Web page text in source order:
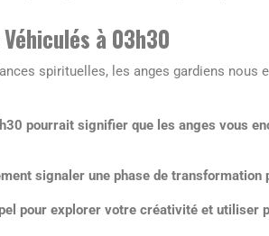
à 03h30
spirituelles, les anges gardiens nous
pourrait signifier que les anges vous
signaler une phase de transformation
pour explorer votre créativité et utiliser